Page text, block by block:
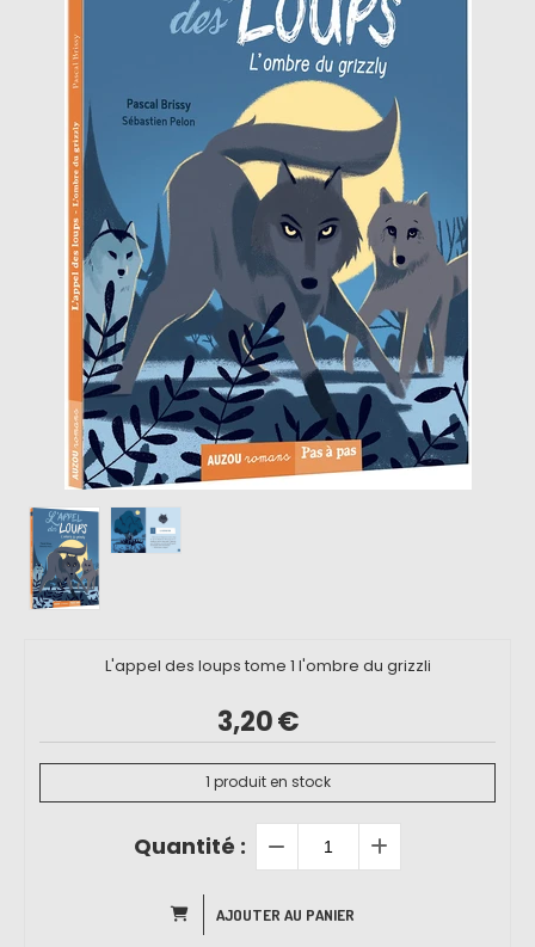
L'appel des loups tome 1 l'ombre du grizzli
3,20€
1 produit en stock
Quantité :
AJOUTER AU PANIER